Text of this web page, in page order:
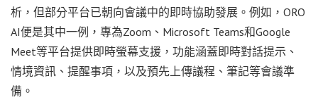
析，但部分平台已朝向會議中的即時協助發展。例如，ORO
AI便是其中一例，專為Zoom、Microsoft Teams和Google
Meet等平台提供即時螢幕支援，功能涵蓋即時對話提示、
情境資訊、提醒事項，以及預先上傳議程、筆記等會議準
備。